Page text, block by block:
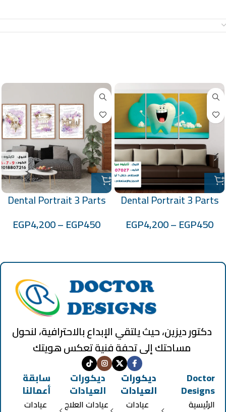
Dental Portrait 3 Parts
EGP450
–
EGP4,200
Dental Portrait 3 Parts
EGP450
–
EGP4,200
دكتور ديزين، حيث يلتقي الإبداع بالاحترافية، لنحول
مساحتك إلى تحفة فنية تعكس هويتك
Doctor
Designs
الرئيسية
ديكورات
العيادات
عيادات
ديكورات
العيادات
عيادات العلاج
سابقة
أعمالنا
عيادات